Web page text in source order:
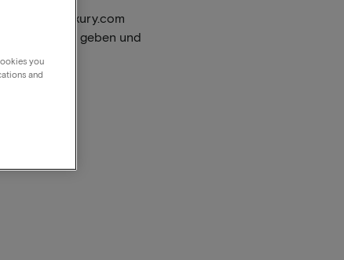
auf vialuxury.com
Spaß zu geben und
you
and